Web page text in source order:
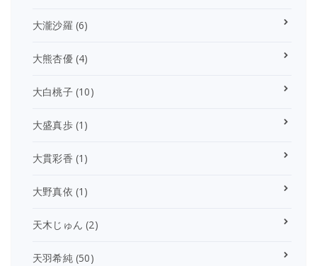
大瀧沙羅 (6)
大熊杏優(4)
大白桃子(10)
大盛真歩(1)
大貫彩香 (1)
大野真依 (1)
天木じゅん (2)
天羽希純(50)